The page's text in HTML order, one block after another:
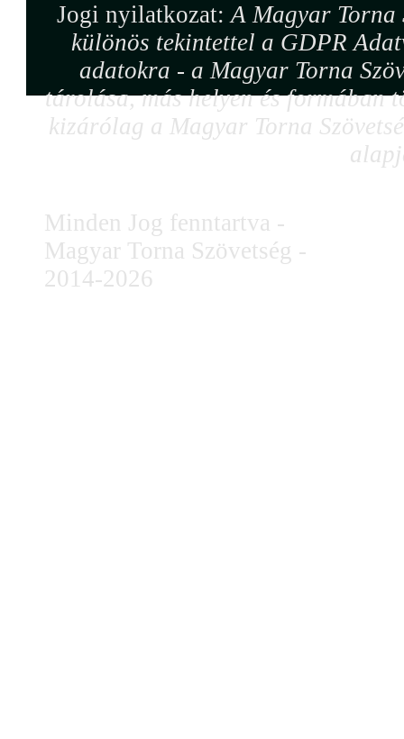
Jogi nyilatkozat:A Magyar Torna
különös tekintettel a GDPR
adatokra - a Magyar Torna
tárolása, más helyen és formában
kizárólag a Magyar Torna
Minden Jog fenntartva -
Magyar Torna Szövetség -
2014-2026